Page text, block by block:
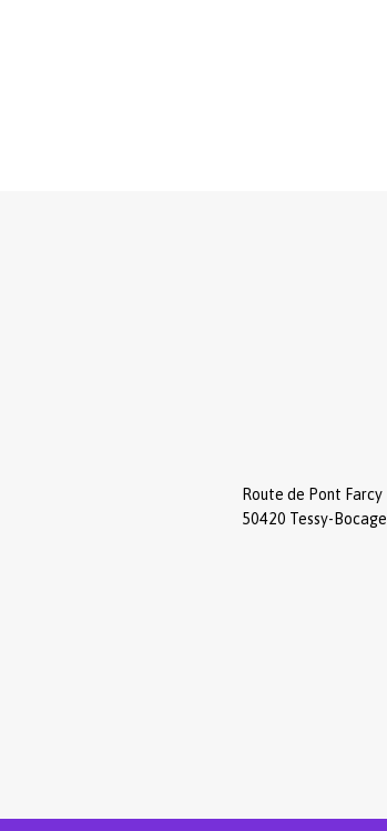
Route de Pont Farcy
50420 Tessy-Bocage